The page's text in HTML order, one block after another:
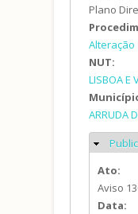
Plano
Alteração
NUT:
LISBOA E
ARRUDA
Ato:
Aviso
Data: